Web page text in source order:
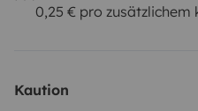
0,25 € pro zusätzlichem
Kaution